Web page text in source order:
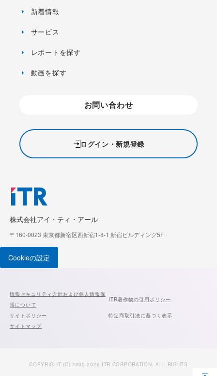
株式会社アイ・ティ・アール
〒160-0023 東京都新宿区西新宿1-8-1 新宿ビルディング5F
新着情報
サービス
レポートを探す
動画を探す
お問い合わせ
ログイン・新規登録
Cookieの設定
情報セキュリティ方針および個人情報保
護について
ITR著作物の引用ポリシー
サイトポリシー
特定商取引法に基づく表示
サイトマップ
COPYRIGHT (C) 2000-2026 ITR CORPORATION. ALL RIGHTS